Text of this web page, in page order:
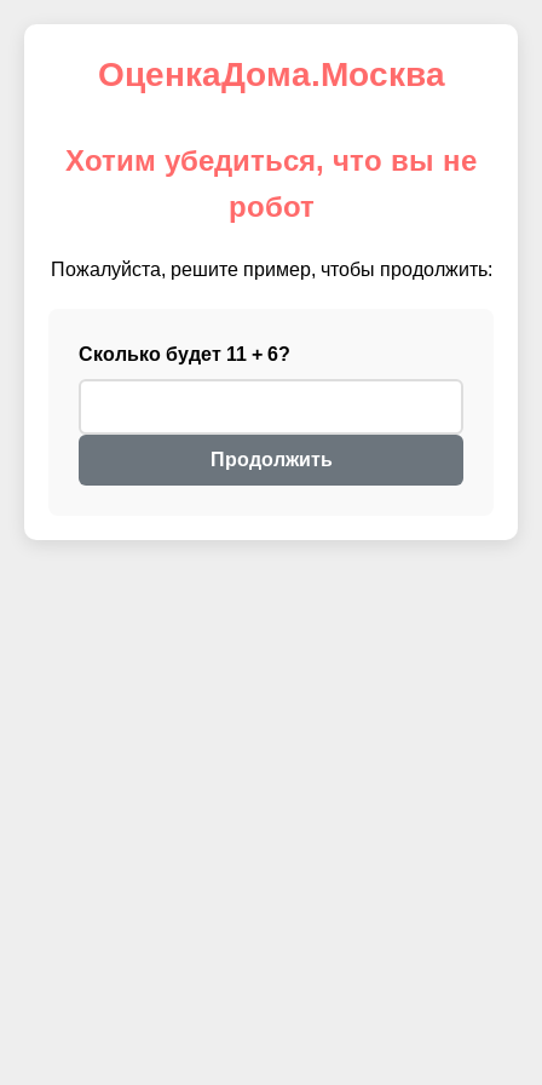
ОценкаДома.Москва
Хотим убедиться, что вы не
робот
Пожалуйста, решите пример, чтобы продолжить:
Сколько будет 11 + 6?
Продолжить